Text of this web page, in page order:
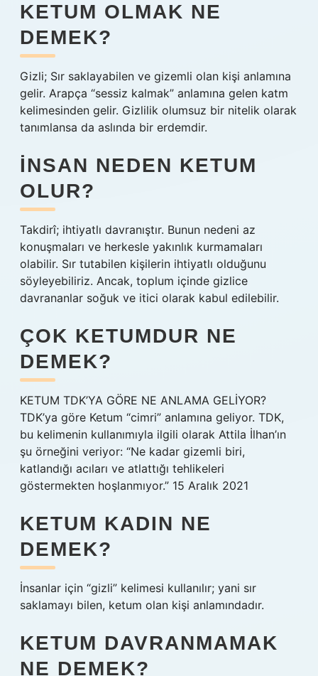
KETUM OLMAK NE
DEMEK?
Gizli; Sır saklayabilen ve gizemli olan kişi anlamına
gelir. Arapça “sessiz kalmak” anlamına gelen katm
kelimesinden gelir. Gizlilik olumsuz bir nitelik olarak
tanımlansa da aslında bir erdemdir.
İNSAN NEDEN KETUM
OLUR?
Takdirî; ihtiyatlı davranıştır. Bunun nedeni az
konuşmaları ve herkesle yakınlık kurmamaları
olabilir. Sır tutabilen kişilerin ihtiyatlı olduğunu
söyleyebiliriz. Ancak, toplum içinde gizlice
davrananlar soğuk ve itici olarak kabul edilebilir.
ÇOK KETUMDUR NE
DEMEK?
KETUM TDK’YA GÖRE NE ANLAMA GELİYOR?
TDK’ya göre Ketum “cimri” anlamına geliyor. TDK,
bu kelimenin kullanımıyla ilgili olarak Attila İlhan’ın
şu örneğini veriyor: “Ne kadar gizemli biri,
katlandığı acıları ve atlattığı tehlikeleri
göstermekten hoşlanmıyor.” 15 Aralık 2021
KETUM KADIN NE
DEMEK?
İnsanlar için “gizli” kelimesi kullanılır; yani sır
saklamayı bilen, ketum olan kişi anlamındadır.
KETUM DAVRANMAMAK
NE DEMEK?